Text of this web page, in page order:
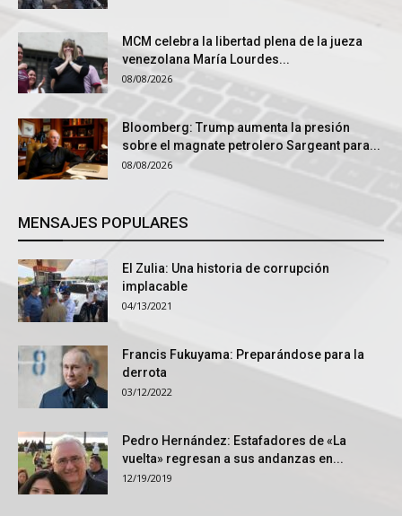
MCM celebra la libertad plena de la jueza
venezolana María Lourdes...
08/08/2026
Bloomberg: Trump aumenta la presión
sobre el magnate petrolero Sargeant para...
08/08/2026
MENSAJES POPULARES
El Zulia: Una historia de corrupción
implacable
04/13/2021
Francis Fukuyama: Preparándose para la
derrota
03/12/2022
Pedro Hernández: Estafadores de «La
vuelta» regresan a sus andanzas en...
12/19/2019